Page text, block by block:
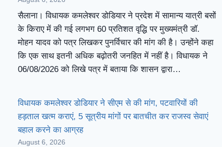
सैलाना। विधायक कमलेश्वर डोडियार ने प्रदेश में सामान्य यात्री बसों
के किराए में की गई लगभग 60 प्रतिशत वृद्धि पर मुख्यमंत्री डॉ.
मोहन यादव को पत्र लिखकर पुनर्विचार की मांग की है। उन्होंने कहा
कि एक साथ इतनी अधिक बढ़ोतरी जनहित में नहीं है। विधायक ने
06/08/2026 को लिखे पत्र में बताया कि शासन द्वारा…
विधायक कमलेश्वर डोडियार ने सीएम से की मांग, पटवारियों की
हड़ताल खत्म कराएं, 5 सूत्रीय मांगों पर बातचीत कर राजस्व सेवाएं
बहाल करने का आग्रह
August 6, 2026